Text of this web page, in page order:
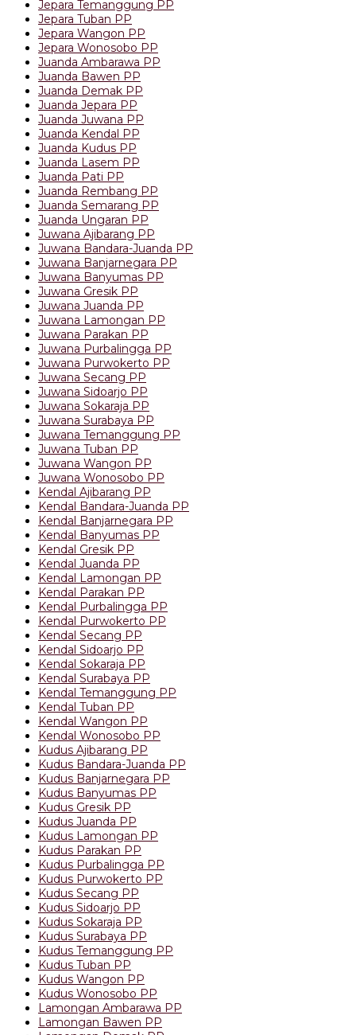
Jepara Temanggung PP
Jepara Tuban PP
Jepara Wangon PP
Jepara Wonosobo PP
Juanda Ambarawa PP
Juanda Bawen PP
Juanda Demak PP
Juanda Jepara PP
Juanda Juwana PP
Juanda Kendal PP
Juanda Kudus PP
Juanda Lasem PP
Juanda Pati PP
Juanda Rembang PP
Juanda Semarang PP
Juanda Ungaran PP
Juwana Ajibarang PP
Juwana Bandara-Juanda PP
Juwana Banjarnegara PP
Juwana Banyumas PP
Juwana Gresik PP
Juwana Juanda PP
Juwana Lamongan PP
Juwana Parakan PP
Juwana Purbalingga PP
Juwana Purwokerto PP
Juwana Secang PP
Juwana Sidoarjo PP
Juwana Sokaraja PP
Juwana Surabaya PP
Juwana Temanggung PP
Juwana Tuban PP
Juwana Wangon PP
Juwana Wonosobo PP
Kendal Ajibarang PP
Kendal Bandara-Juanda PP
Kendal Banjarnegara PP
Kendal Banyumas PP
Kendal Gresik PP
Kendal Juanda PP
Kendal Lamongan PP
Kendal Parakan PP
Kendal Purbalingga PP
Kendal Purwokerto PP
Kendal Secang PP
Kendal Sidoarjo PP
Kendal Sokaraja PP
Kendal Surabaya PP
Kendal Temanggung PP
Kendal Tuban PP
Kendal Wangon PP
Kendal Wonosobo PP
Kudus Ajibarang PP
Kudus Bandara-Juanda PP
Kudus Banjarnegara PP
Kudus Banyumas PP
Kudus Gresik PP
Kudus Juanda PP
Kudus Lamongan PP
Kudus Parakan PP
Kudus Purbalingga PP
Kudus Purwokerto PP
Kudus Secang PP
Kudus Sidoarjo PP
Kudus Sokaraja PP
Kudus Surabaya PP
Kudus Temanggung PP
Kudus Tuban PP
Kudus Wangon PP
Kudus Wonosobo PP
Lamongan Ambarawa PP
Lamongan Bawen PP